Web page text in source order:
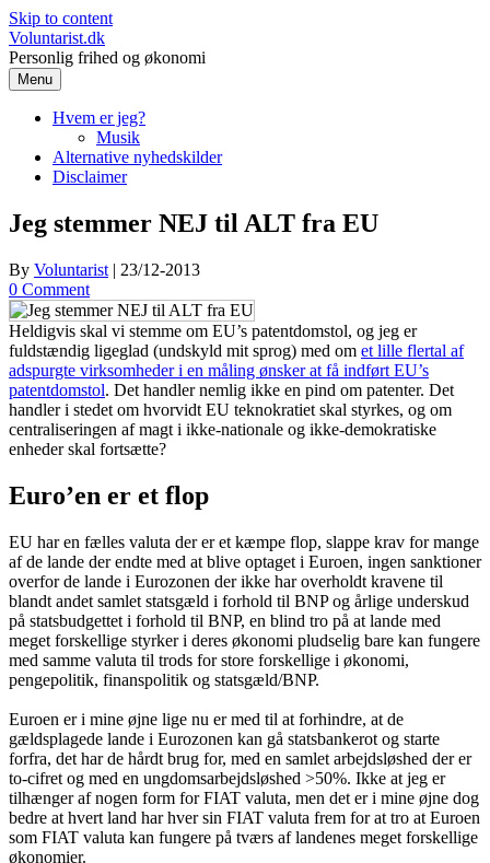
Skip to content
Voluntarist.dk
Personlig frihed og økonomi
Menu
Hvem er jeg?
Musik
Alternative nyhedskilder
Disclaimer
Jeg stemmer NEJ til ALT fra EU
By Voluntarist | 23/12-2013
0 Comment
Heldigvis skal vi stemme om EU’s patentdomstol, og jeg er
fuldstændig ligeglad (undskyld mit sprog) med om et lille flertal af
adspurgte virksomheder i en måling ønsker at få indført EU’s
patentdomstol. Det handler nemlig ikke en pind om patenter. Det
handler i stedet om hvorvidt EU teknokratiet skal styrkes, og om
centraliseringen af magt i ikke-nationale og ikke-demokratiske
enheder skal fortsætte?
Euro’en er et flop
EU har en fælles valuta der er et kæmpe flop, slappe krav for mange
af de lande der endte med at blive optaget i Euroen, ingen sanktioner
overfor de lande i Eurozonen der ikke har overholdt kravene til
blandt andet samlet statsgæld i forhold til BNP og årlige underskud
på statsbudgettet i forhold til BNP, en blind tro på at lande med
meget forskellige styrker i deres økonomi pludselig bare kan fungere
med samme valuta til trods for store forskellige i økonomi,
pengepolitik, finanspolitik og statsgæld/BNP.
Euroen er i mine øjne lige nu er med til at forhindre, at de
gældsplagede lande i Eurozonen kan gå statsbankerot og starte
forfra, det har de hårdt brug for, med en samlet arbejdsløshed der er
to-cifret og med en ungdomsarbejdsløshed >50%. Ikke at jeg er
tilhænger af nogen form for FIAT valuta, men det er i mine øjne dog
bedre at hvert land har hver sin FIAT valuta frem for at tro at Euroen
som FIAT valuta kan fungere på tværs af landenes meget forskellige
økonomier.